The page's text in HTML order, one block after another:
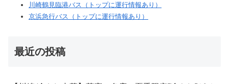
川崎鶴見臨港バス（トップに運行情報あり）
京浜急行バス（トップに運行情報あり）
最近の投稿